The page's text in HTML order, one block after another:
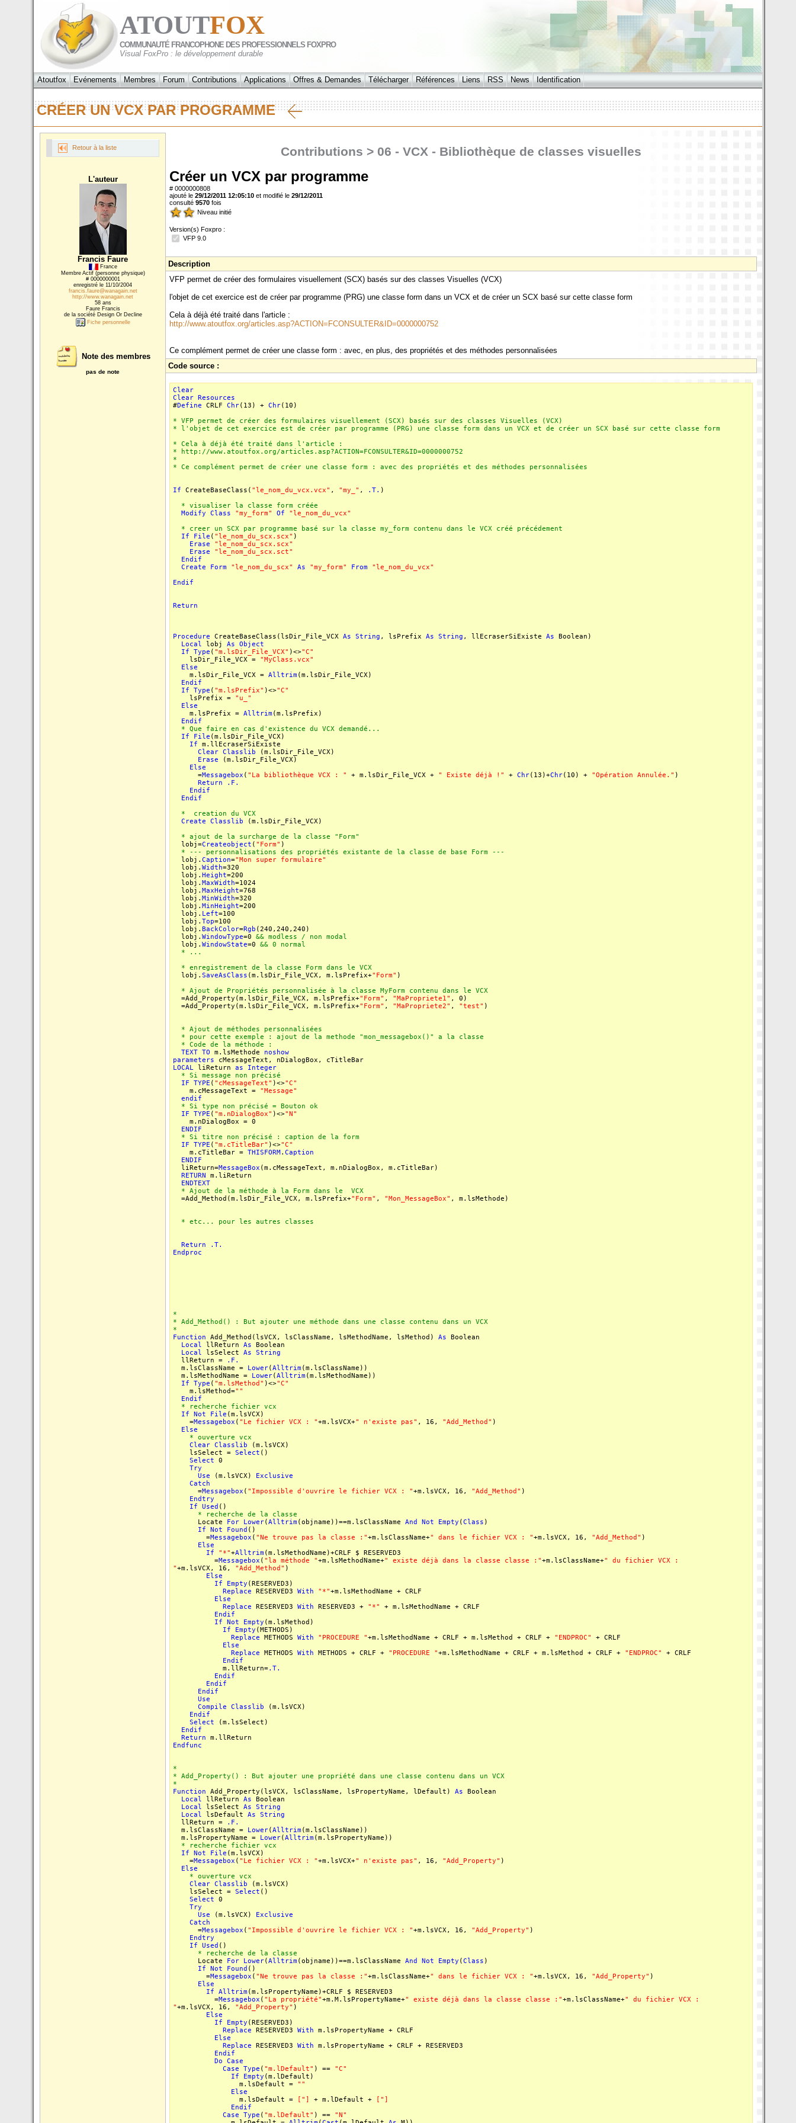
ATOUTFOX
COMMUNAUTÉ FRANCOPHONE DES PROFESSIONNELS FOXPRO
Visual FoxPro : le développement durable
Atoutfox Evénements Membres Forum Contributions Applications Offres & Demandes Télécharger Références Liens RSS News Identification
CRÉER UN VCX PAR PROGRAMME
Retour à la liste
L'auteur
Francis Faure
France
Membre Actif (personne physique)
# 0000000001
enregistré le 11/10/2004
francis.faure@wanagain.net
http://www.wanagain.net
58 ans
Faure Francis
de la société Design Or Decline
Fiche personnelle
Note des membres
pas de note
Contributions > 06 - VCX - Bibliothèque de classes visuelles
Créer un VCX par programme
# 0000000808
ajouté le 29/12/2011 12:05:10 et modifié le 29/12/2011
consulté 9570 fois
Niveau initié
Version(s) Foxpro :
VFP 9.0
Description
VFP permet de créer des formulaires visuellement (SCX) basés sur des classes Visuelles (VCX)
l'objet de cet exercice est de créer par programme (PRG) une classe form dans un VCX et de créer un SCX basé sur cette classe form
Cela à déjà été traité dans l'article :
http://www.atoutfox.org/articles.asp?ACTION=FCONSULTER&ID=0000000752
Ce complément permet de créer une classe form : avec, en plus, des propriétés et des méthodes personnalisées
Code source :
Clear
Clear Resources
#Define CRLF Chr(13) + Chr(10)
* VFP permet de créer des formulaires visuellement (SCX) basés sur des classes Visuelles (VCX)
* l'objet de cet exercice est de créer par programme (PRG) une classe form dans un VCX et de créer un SCX basé sur cette classe form
* Cela à déjà été traité dans l'article :
* http://www.atoutfox.org/articles.asp?ACTION=FCONSULTER&ID=0000000752
*
* Ce complément permet de créer une classe form : avec des propriétés et des méthodes personnalisées
If CreateBaseClass( "le_nom_du_vcx.vcx" , "my_" , .T. )
* visualiser la classe form créée
Modify
Class "my_form" Of
"le_nom_du_vcx"
* creer un SCX par programme basé sur la classe my_form contenu dans le VCX créé précédement
If
File ( "le_nom_du_scx.scx" )
Erase
"le_nom_du_scx.scx"
Erase
"le_nom_du_scx.sct"
Endif
Create
Form "le_nom_du_scx" As "my_form" From
"le_nom_du_vcx"
Endif
Return
Procedure CreateBaseClass(lsDir_File_VCX As String , lsPrefix As String , llEcraserSiExiste As Boolean)
Local lobj As
Object
If
Type ( "m.lsDir_File_VCX" )<>"C"
lsDir_File_VCX = "MyClass.vcx"
Else
m.lsDir_File_VCX = Alltrim(m.lsDir_File_VCX)
Endif
If
Type ( "m.lsPrefix" )<>"C"
lsPrefix = "u_"
Else
m.lsPrefix = Alltrim(m.lsPrefix)
Endif
* Que faire en cas d'existence du VCX demandé...
If
File (m.lsDir_File_VCX)
If m.llEcraserSiExiste
Clear Classlib (m.lsDir_File_VCX)
Erase (m.lsDir_File_VCX)
Else
=Messagebox ( "La bibliothèque VCX : " + m.lsDir_File_VCX + " Existe déjà !" + Chr(13)+Chr(10) + "Opération Annulée." )
Return
.F.
Endif
Endif
* creation du VCX
Create
Classlib (m.lsDir_File_VCX)
* ajout de la surcharge de la classe "Form"
lobj=Createobject ( "Form" )
* --- personnalisations des propriétés existante de la classe de base Form ---
lobj. Caption="Mon super formulaire"
lobj. Width=320
lobj. Height=200
lobj. MaxWidth=1024
lobj. MaxHeight=768
lobj. MinWidth=320
lobj. MinHeight=200
lobj. Left=100
lobj. Top=100
lobj. BackColor=Rgb (240,240,240)
lobj. WindowType=0 && modless / non modal
lobj. WindowState=0 && 0 normal
* ...
* enregistrement de la classe Form dans le VCX
lobj. SaveAsClass (m.lsDir_File_VCX, m.lsPrefix+"Form" )
* Ajout de Propriétés personnalisée à la classe MyForm contenu dans le VCX
=Add_Property(m.lsDir_File_VCX, m.lsPrefix+"Form" , "MaPropriete1" , 0)
=Add_Property(m.lsDir_File_VCX, m.lsPrefix+"Form" , "MaPropriete2" , "test" )
* Ajout de méthodes personnalisées
* pour cette exemple : ajout de la methode "mon_messagebox()" a la classe
* Code de la méthode :
TEXT TO m.lsMethode noshow
parameters cMessageText, nDialogBox, cTitleBar
LOCAL liReturn as
Integer
* Si message non précisé
IF
TYPE ( "cMessageText" )<>"C"
m.cMessageText = "Message"
endif
* Si type non précisé = Bouton ok
IF
TYPE ( "m.nDialogBox" )<>"N"
m.nDialogBox = 0
ENDIF
* Si titre non précisé : caption de la form
IF
TYPE ( "m.cTitleBar" )<>"C"
m.cTitleBar = THISFORM. Caption
ENDIF
liReturn=MessageBox (m.cMessageText, m.nDialogBox, m.cTitleBar)
RETURN m.liReturn
ENDTEXT
* Ajout de la méthode à la Form dans le VCX
=Add_Method(m.lsDir_File_VCX, m.lsPrefix+"Form" , "Mon_MessageBox" , m.lsMethode)
* etc... pour les autres classes
Return
.T.
Endproc
*
* Add_Method() : But ajouter une méthode dans une classe contenu dans un VCX
*
Function Add_Method(lsVCX, lsClassName, lsMethodName, lsMethod) As Boolean
Local llReturn As Boolean
Local lsSelect As
String
llReturn =
.F.
m.lsClassName = Lower(Alltrim(m.lsClassName))
m.lsMethodName = Lower(Alltrim(m.lsMethodName))
If
Type ( "m.lsMethod" )<>"C"
m.lsMethod=""
Endif
* recherche fichier vcx
If
Not File (m.lsVCX)
=Messagebox ( "Le fichier VCX : "+m.lsVCX+" n'existe pas" , 16, "Add_Method" )
Else
* ouverture vcx
Clear Classlib (m.lsVCX)
lsSelect = Select ()
Select 0
Try
Use (m.lsVCX) Exclusive
Catch
=Messagebox ( "Impossible d'ouvrire le fichier VCX : "+m.lsVCX, 16, "Add_Method" )
Endtry
If
Used ()
* recherche de la classe
Locate For Lower(Alltrim(objname))==m.lsClassName And Not Empty (Class )
If
Not Found ()
=Messagebox ( "Ne trouve pas la classe :"+m.lsClassName+" dans le fichier VCX : "+m.lsVCX, 16, "Add_Method" )
Else
If
"*"+Alltrim(m.lsMethodName)+CRLF $ RESERVED3
=Messagebox ( "la méthode "+m.lsMethodName+" existe déjà dans la classe classe :"+m.lsClassName+" du fichier VCX :
"+m.lsVCX, 16, "Add_Method" )
Else
If
Empty (RESERVED3)
Replace RESERVED3 With "*"+m.lsMethodName + CRLF
Else
Replace RESERVED3 With RESERVED3 + "*"
+ m.lsMethodName + CRLF
Endif
If
Not Empty (m.lsMethod)
If
Empty (METHODS)
Replace METHODS With "PROCEDURE "+m.lsMethodName + CRLF + m.lsMethod + CRLF + "ENDPROC"
+ CRLF
Else
Replace METHODS With METHODS + CRLF + "PROCEDURE "+m.lsMethodName + CRLF + m.lsMethod + CRLF + "ENDPROC"
+ CRLF
Endif
m.llReturn=.T.
Endif
Endif
Endif
Use
Compile
Classlib (m.lsVCX)
Endif
Select (m.lsSelect)
Endif
Return m.llReturn
Endfunc
*
* Add_Property() : But ajouter une propriété dans une classe contenu dans un VCX
*
Function Add_Property(lsVCX, lsClassName, lsPropertyName, lDefault) As Boolean
Local llReturn As Boolean
Local lsSelect As
String
Local lsDefault As
String
llReturn =
.F.
m.lsClassName = Lower(Alltrim(m.lsClassName))
m.lsPropertyName = Lower(Alltrim(m.lsPropertyName))
* recherche fichier vcx
If
Not File (m.lsVCX)
=Messagebox ( "Le fichier VCX : "+m.lsVCX+" n'existe pas" , 16, "Add_Property" )
Else
* ouverture vcx
Clear Classlib (m.lsVCX)
lsSelect = Select ()
Select 0
Try
Use (m.lsVCX) Exclusive
Catch
=Messagebox ( "Impossible d'ouvrire le fichier VCX : "+m.lsVCX, 16, "Add_Property" )
Endtry
If
Used ()
* recherche de la classe
Locate For Lower(Alltrim(objname))==m.lsClassName And Not Empty (Class )
If
Not Found ()
=Messagebox ( "Ne trouve pas la classe :"+m.lsClassName+" dans le fichier VCX : "+m.lsVCX, 16, "Add_Property" )
Else
If
Alltrim(m.lsPropertyName)+CRLF $ RESERVED3
=Messagebox ( "La propriété"+m.M.lsPropertyName+" existe déjà dans la classe classe :"+m.lsClassName+" du fichier VCX :
"+m.lsVCX, 16, "Add_Property" )
Else
If
Empty (RESERVED3)
Replace RESERVED3 With m.lsPropertyName + CRLF
Else
Replace RESERVED3 With m.lsPropertyName + CRLF + RESERVED3
Endif
Do
Case
Case
Type ( "m.lDefault" ) == "C"
If
Empty (m.lDefault)
m.lsDefault = ""
Else
m.lsDefault =
["] + m.lDefault +
["]
Endif
Case
Type ( "m.lDefault" ) == "N"